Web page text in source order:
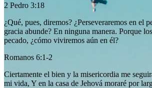
2 Pedro 3:18
¿Qué, pues, diremos? ¿Perseveraremos en el
gracia abunde? En ninguna manera. Porque
pecado, ¿cómo viviremos aún en él?
Romanos 6:1-2
Ciertamente el bien y la misericordia me
mi vida, Y en la casa de Jehová moraré por